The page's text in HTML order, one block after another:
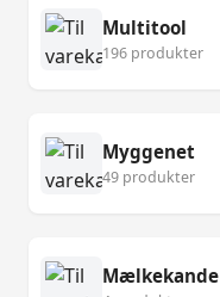
Multitool
196 produkter
Myggenet
49 produkter
Mælkekande